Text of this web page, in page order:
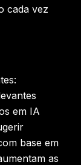
cada vez
em IA
base em
as